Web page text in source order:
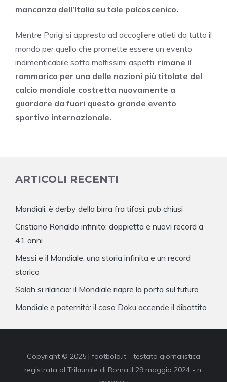
mancanza dell’Italia su tale palcoscenico.
Mentre Parigi si appresta ad accogliere atleti da tutto il
mondo per quello che promette essere un evento
indimenticabile sotto moltissimi aspetti, rimane il
rammarico per una delle nazioni più titolate del
calcio mondiale costretta nuovamente a
guardare da fuori questo grande evento
sportivo internazionale.
ARTICOLI RECENTI
Mondiali, è derby della birra fra tifosi: pub chiusi
Cristiano Ronaldo infinito: doppietta e nuovi record a
41 anni
Messi e il Mondiale: una storia infinita e un record
storico
Salah si rilancia: il Mondiale riapre la porta sul futuro
Mondiale e paternità: il caso Doku accende il dibattito
Copyright © 2025 | footbola.it - testata giornalistica
registrata al Tribunale di Roma il 29 maggio 2024 - n.